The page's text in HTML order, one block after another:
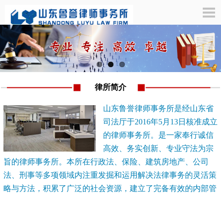
律所简介
山东鲁誉律师事务所是经山东省
司法厅于2016年5月13日核准成立
的律师事务所。是一家奉行诚信
高效、务实创新、专业守法为宗
旨的律师事务所。本所在行政法、保险、建筑房地产、公司
法、刑事等多项领域内注重发掘和运用解决法律事务的灵活策
略与方法，积累了广泛的社会资源，建立了完备有效的内部管